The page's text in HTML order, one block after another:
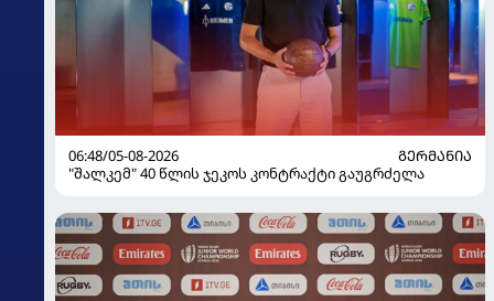
06:48/05-08-2026
ᲒᲔᲠᲛᲐᲜᲘᲐ
"შალკემ" 40 წლის ჯეკოს კონტრაქტი გაუგრძელა